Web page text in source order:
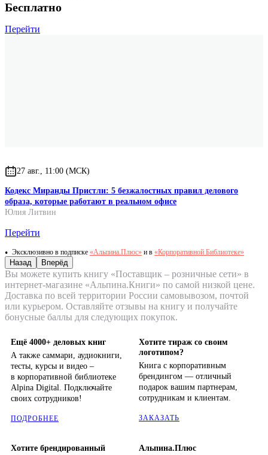
Бесплатно
Перейти
27 авг., 11:00 (МСК)
Кодекс Миранды Пристли: 5 безжалостных правил делового
образа, которые работают в реальном офисе
Юлия Литвин
Перейти
Эксклюзивно в подписке «Альпина.Плюс» и в «Корпоративной Библиотеке»
Назад Вперёд
Вы можете купить книгу «Поставщик – розничные сети» в
интернет-магазине «Альпина.Книги» по самой низкой цене.
Доставка по всей территории России самовывозом, почтой
или курьером. Оставляйте отзывы на книгу и получайте
бонусные баллы для следующих покупок.
Ещё 4000+ деловых книг
А также саммари, аудиокниги,
тесты, курсы и видео –
в корпоративной библиотеке
Alpina Digital. Подключайте
своих сотрудников!
ПОДРОБНЕЕ
Хотите тираж со своим
логотипом?
Книга с корпоративным
брендингом — отличный
подарок вашим партнерам,
сотрудникам и клиентам.
ЗАКАЗАТЬ
Хотите брендированный
Альпина.Плюс